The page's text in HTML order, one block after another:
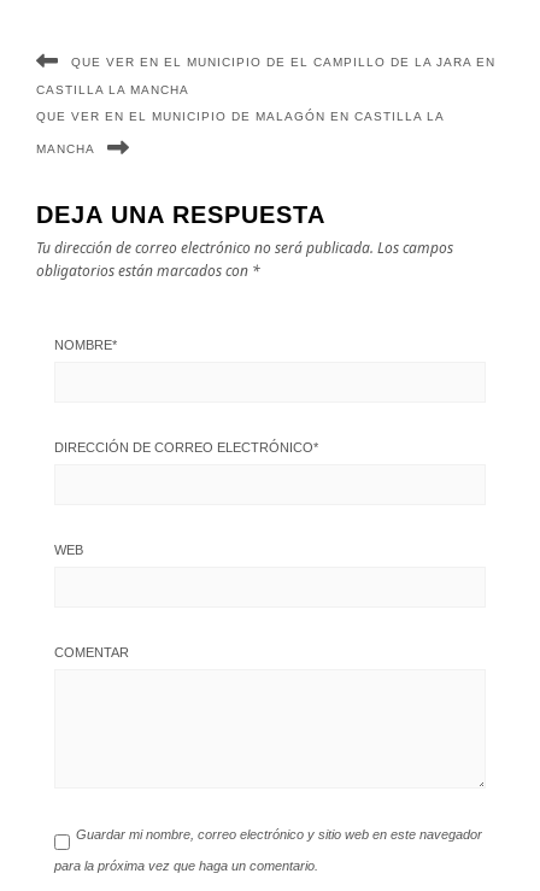
QUE VER EN EL MUNICIPIO DE EL CAMPILLO DE LA JARA EN
CASTILLA LA MANCHA
QUE VER EN EL MUNICIPIO DE MALAGÓN EN CASTILLA LA
MANCHA
DEJA UNA RESPUESTA
Tu dirección de correo electrónico no será publicada. Los campos
obligatorios están marcados con *
NOMBRE*
DIRECCIÓN DE CORREO ELECTRÓNICO*
WEB
COMENTAR
Guardar mi nombre, correo electrónico y sitio web en este navegador
para la próxima vez que haga un comentario.